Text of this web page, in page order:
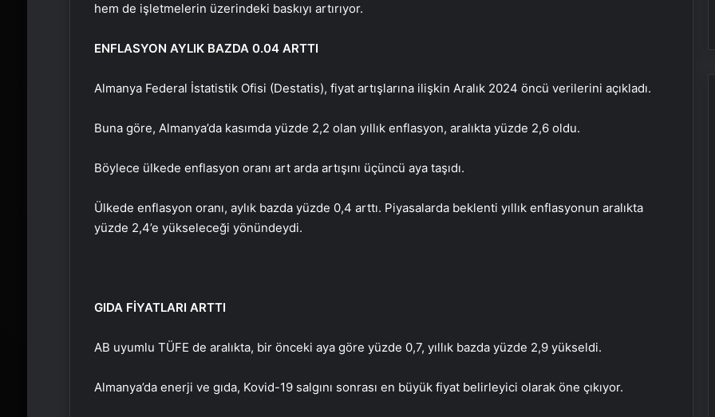
hem de işletmelerin üzerindeki baskıyı artırıyor.
ENFLASYON AYLIK BAZDA 0.04 ARTTI
Almanya Federal İstatistik Ofisi (Destatis), fiyat artışlarına ilişkin Aralık 2024 öncü verilerini açıkladı.
Buna göre, Almanya’da kasımda yüzde 2,2 olan yıllık enflasyon, aralıkta yüzde 2,6 oldu.
Böylece ülkede enflasyon oranı art arda artışını üçüncü aya taşıdı.
Ülkede enflasyon oranı, aylık bazda yüzde 0,4 arttı. Piyasalarda beklenti yıllık enflasyonun aralıkta
yüzde 2,4’e yükseleceği yönündeydi.
GIDA FİYATLARI ARTTI
AB uyumlu TÜFE de aralıkta, bir önceki aya göre yüzde 0,7, yıllık bazda yüzde 2,9 yükseldi.
Almanya’da enerji ve gıda, Kovid-19 salgını sonrası en büyük fiyat belirleyici olarak öne çıkıyor.